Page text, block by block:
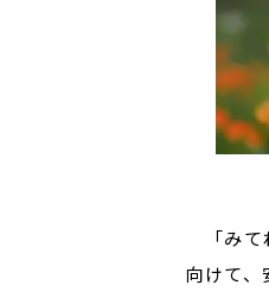
「みて
向けて、